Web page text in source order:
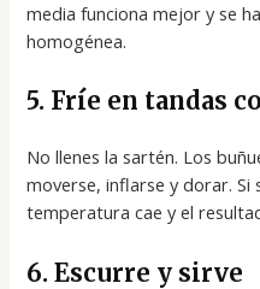
media funciona mejor y se
homogénea.
5. Fríe en tandas
No llenes la sartén. Los
moverse, inflarse y dorar. Si
temperatura cae y el
6. Escurre y sirve